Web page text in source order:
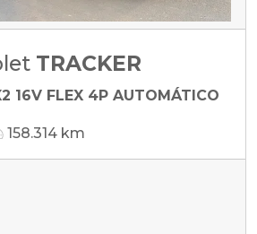
TRACKER
16V FLEX 4P AUTOMÁTICO
158.314 km